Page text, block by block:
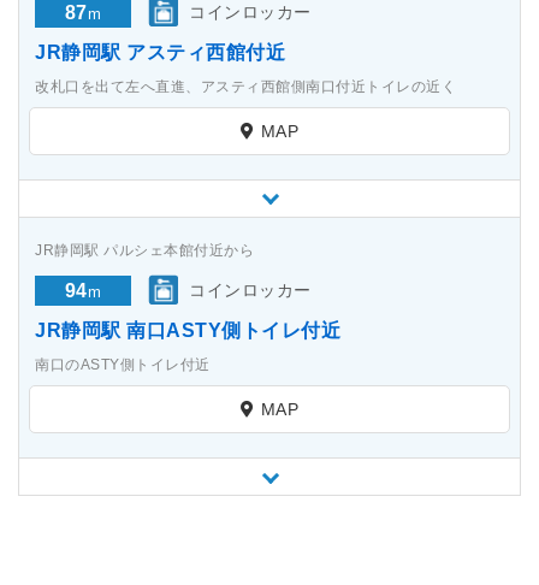
87m コインロッカー
JR静岡駅 アスティ西館付近
改札口を出て左へ直進、アスティ西館側南口付近トイレの近く
MAP
JR静岡駅 パルシェ本館付近から
94m コインロッカー
JR静岡駅 南口ASTY側トイレ付近
南口のASTY側トイレ付近
MAP